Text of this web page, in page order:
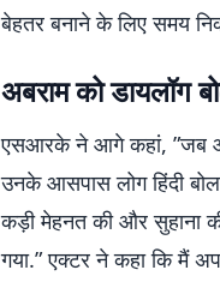
बेहतर बनाने के लिए समय
अबराम को डायलॉग
एसआरके ने आगे कहां, ”जब
उनके आसपास लोग हिंदी
कड़ी मेहनत की और सुहाना
गया.” एक्टर ने कहा कि मैं